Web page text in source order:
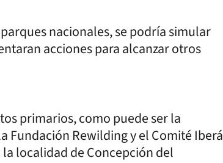
nacionales, se podría simular
acciones para alcanzar otros
primarios, como puede ser la
Rewilding y el Comité Iberá
localidad de Concepción del